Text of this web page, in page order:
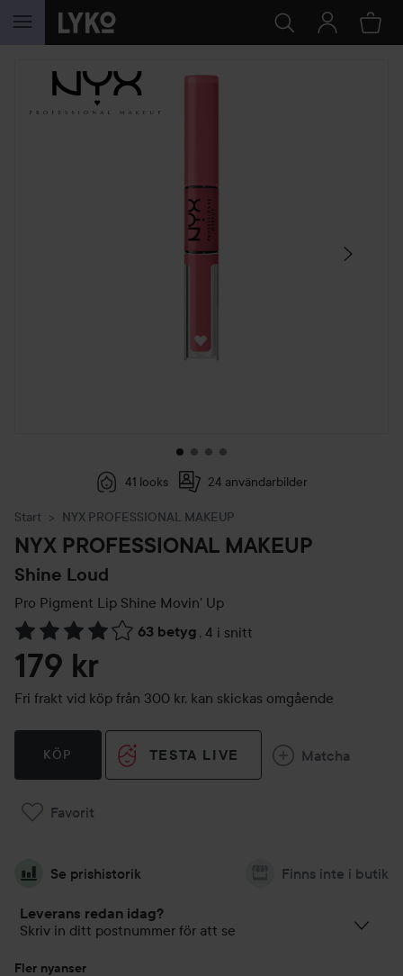
HOPPA TILL INNEHÅLLET
HOPPA ÖVER SEKTIONEN
41 looks 24 användarbilder
Start NYX PROFESSIONAL MAKEUP
NYX PROFESSIONAL MAKEUP
Shine Loud
Pro Pigment Lip Shine Movin' Up
63 betyg , 4 i snitt
Hoppa till Betyg & kommentarer
179 kr
Fri frakt vid köp från 300 kr, kan skickas omgående
KÖP TESTA LIVE Matcha
Favorit
Se prishistorik Finns inte i butik
Leverans redan idag?
Skriv in ditt postnummer för att se
Fler nyanser